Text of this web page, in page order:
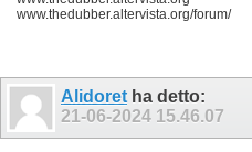
www.thedubber.altervista.org/forum/
Alidoret ha detto:
21-06-2024 15.46.07